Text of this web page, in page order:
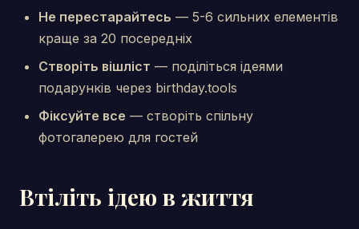
Не перестарайтесь — 5-6 сильних елементів
краще за 20 посередніх
Створіть вішліст — поділіться ідеями
подарунків через birthday.tools
Фіксуйте все — створіть спільну
фотогалерею для гостей
Втіліть ідею в життя